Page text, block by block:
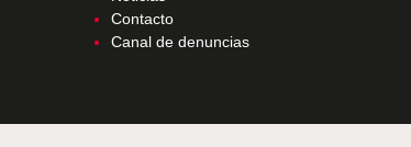
Contacto
Canal de denuncias